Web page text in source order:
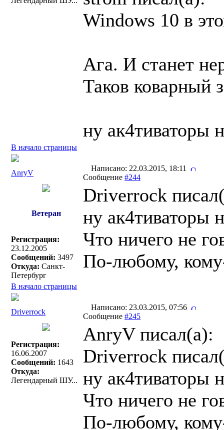
Windows 10 в
Ага. И станет
Таков
ну ак4тиваторы
В начало страницы
AnryV
Написано: 22.03.2015, 18:11
Сообщение #244
Ветеран
Регистрация:
23.12.2005
Сообщений: 3497
Откуда: Санкт-
Петербург
Driverrock
ну ак4тиваторы
Что ничего не
По-любому,
В начало страницы
Driverrock
Написано: 23.03.2015, 07:56
Сообщение #245
Регистрация:
16.06.2007
Сообщений: 1643
Откуда:
Легендарный ШУ...
AnryV писал(a):
Driverrock
ну ак4тиваторы
Что ничего не
По-любому,